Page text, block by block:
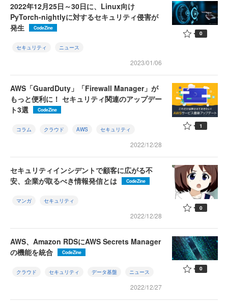
2022年12月25日～30日に、Linux向け
PyTorch-nightlyに対するセキュリティ侵害が
発生
CodeZine
セキュリティ ニュース
2023/01/06
0
AWS「GuardDuty」「Firewall Manager」が
もっと便利に！ セキュリティ関連のアップデー
ト3選
CodeZine
コラム クラウド AWS セキュリティ
2022/12/28
1
セキュリティインシデントで顧客に広がる不
安、企業が取るべき情報発信とは
CodeZine
マンガ セキュリティ
2022/12/28
0
AWS、Amazon RDSにAWS Secrets Manager
の機能を統合
CodeZine
クラウド セキュリティ データ基盤 ニュース
2022/12/27
0